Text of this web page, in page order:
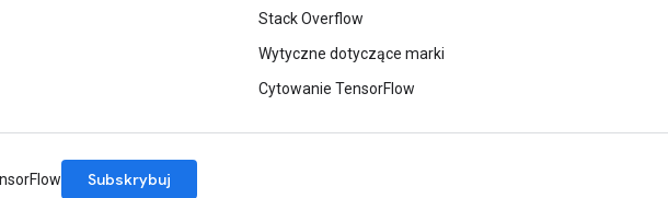
Stack Overflow
Wytyczne dotyczące marki
Cytowanie TensorFlow
Subskrybuj